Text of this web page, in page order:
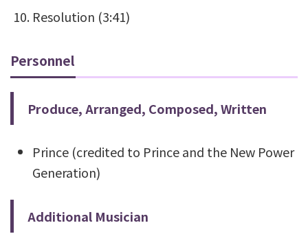
Resolution (3:41)
Personnel
Produce, Arranged, Composed, Written
Prince (credited to Prince and the New Power
Generation)
Additional Musician